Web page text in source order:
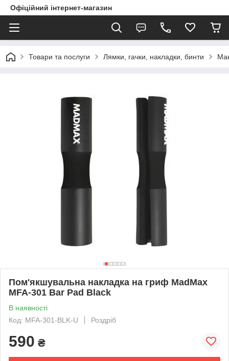
Офіційний інтернет-магазин
Товари та послуги Лямки, гачки, накладки, бинти
Пом'якшувальна накладка на гриф MadMax
MFA-301 Bar Pad Black
В наявності
Код: MFA-301-BLK-U
Роздріб
590 ₴